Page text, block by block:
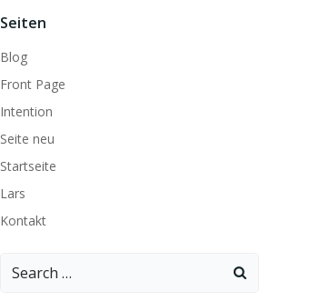
Seiten
Blog
Front Page
Intention
Seite neu
Startseite
Lars
Kontakt
Search